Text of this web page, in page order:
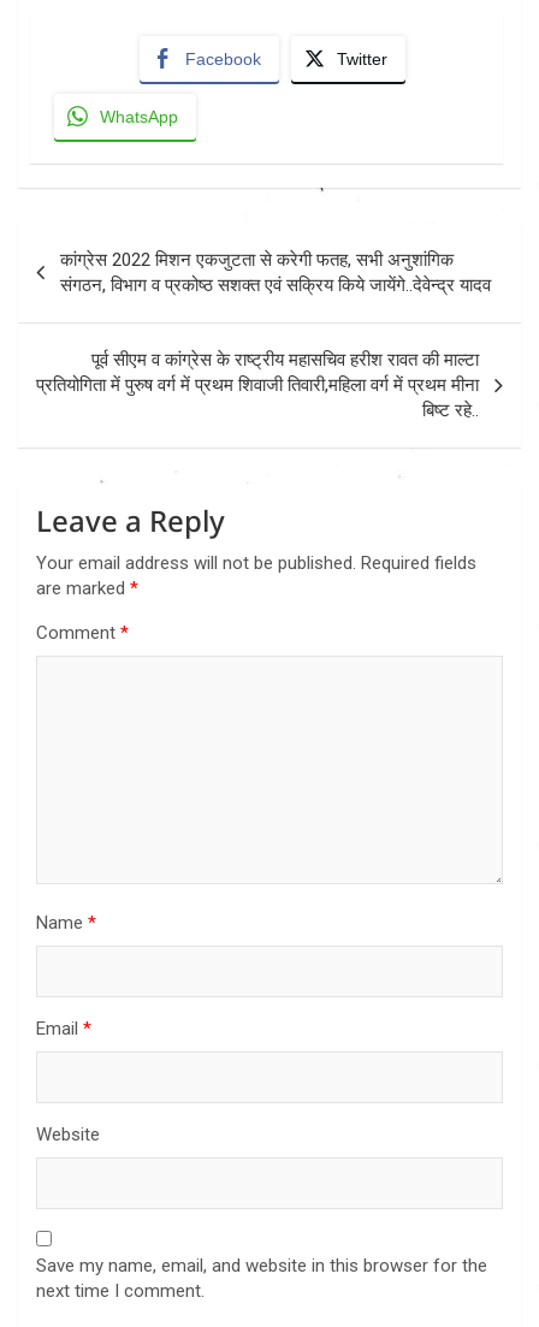
Facebook Twitter
WhatsApp
Post
navigation
कांग्रेस 2022 मिशन एकजुटता से करेगी फतह, सभी अनुशांगिक
संगठन, विभाग व प्रकोष्ठ सशक्त एवं सक्रिय किये जायेंगे..देवेन्द्र यादव
पूर्व सीएम व कांग्रेस के राष्ट्रीय महासचिव हरीश रावत की माल्टा
प्रतियोगिता में पुरुष वर्ग में प्रथम शिवाजी तिवारी,महिला वर्ग में प्रथम मीना
बिष्ट रहे..
Leave a Reply
Your email address will not be published. Required fields
are marked *
Comment *
Name *
Email *
Website
Save my name, email, and website in this browser for the
next time I comment.